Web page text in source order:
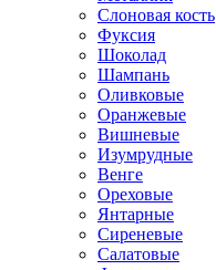
Слоновая кость
Фуксия
Шоколад
Шампань
Оливковые
Оранжевые
Вишневые
Изумрудные
Венге
Ореховые
Янтарные
Сиреневые
Салатовые